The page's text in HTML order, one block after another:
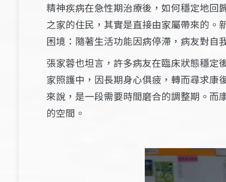
精神疾病在急性期治療後，如何穩定地回
之家的住民，其實是直接由家屬帶來的。
困境：隨著生活功能因病停滯，病友對自
張家蓉也坦言，許多病友在臨床狀態穩定
家照護中，因長期身心俱疲，轉而尋求康
來說，是一段需要時間磨合的調整期。而
的空間。